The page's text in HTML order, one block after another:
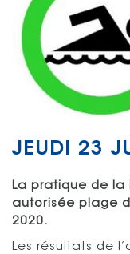
JEUDI 23
La pratique de
autorisée plage
2020.
Les résultats de